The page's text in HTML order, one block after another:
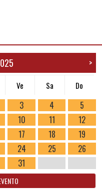
>
Ve Sa Do
3 4
5
10 11
12
17 18
19
24 25
26
31